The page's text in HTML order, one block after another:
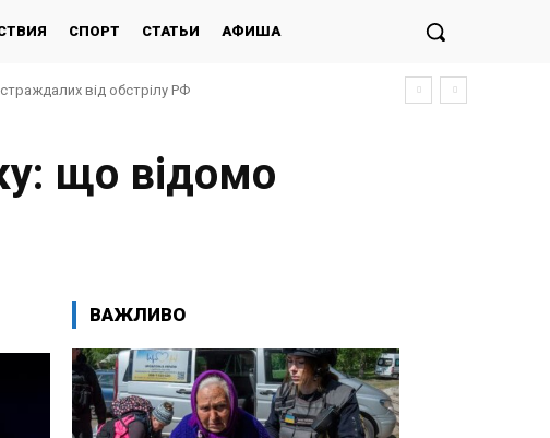
СПОРТ СТАТЬИ АФИША
від обстрілу РФ
що відомо
ВАЖЛИВО